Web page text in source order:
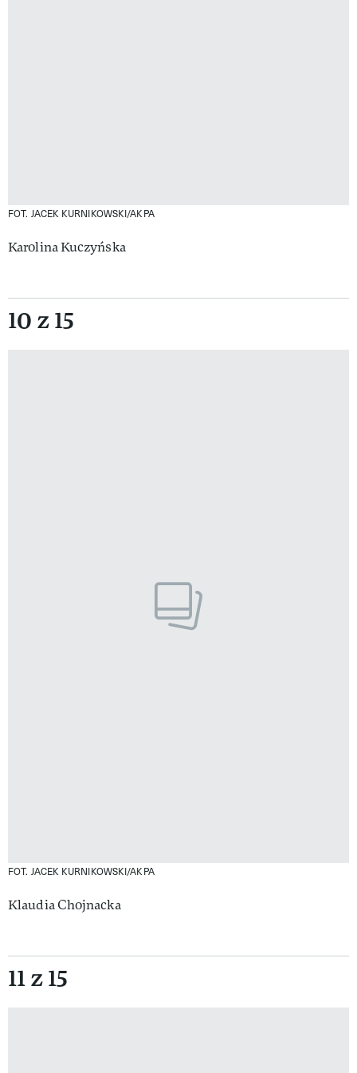
FOT. JACEK KURNIKOWSKI/AKPA
Karolina Kuczyńska
10 z 15
FOT. JACEK KURNIKOWSKI/AKPA
Klaudia Chojnacka
11 z 15